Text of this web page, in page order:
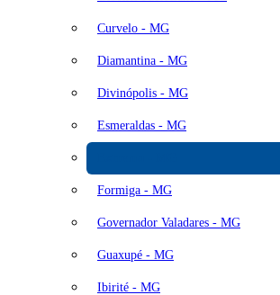
Curvelo - MG
Diamantina - MG
Divinópolis - MG
Esmeraldas - MG
Formiga - MG
Governador Valadares - MG
Guaxupé - MG
Ibirité - MG